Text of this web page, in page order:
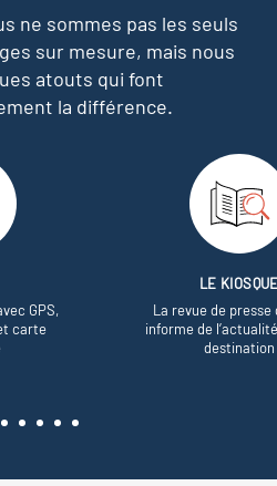
ne sommes pas les seuls
sur mesure, mais nous
atouts qui font
la différence.
GPS,
carte
LE
La revue de presse
informe de
destination